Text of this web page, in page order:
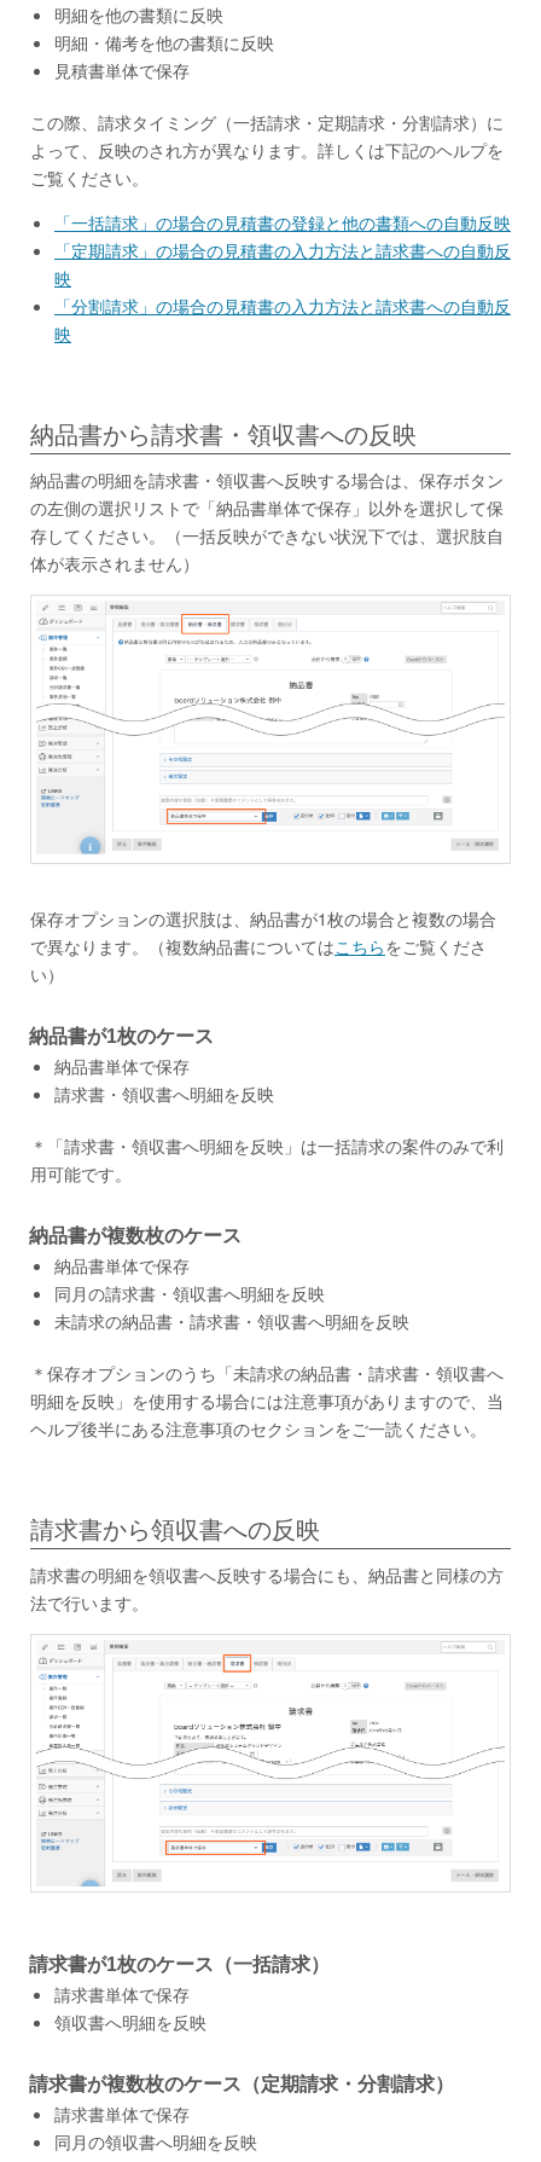
明細を他の書類に反映
明細・備考を他の書類に反映
見積書単体で保存
この際、請求タイミング（一括請求・定期請求・分割請求）に
よって、反映のされ方が異なります。詳しくは下記のヘルプを
ご覧ください。
「一括請求」の場合の見積書の登録と他の書類への自動反映
「定期請求」の場合の見積書の入力方法と請求書への自動反
映
「分割請求」の場合の見積書の入力方法と請求書への自動反
映
納品書から請求書・領収書への反映
納品書の明細を請求書・領収書へ反映する場合は、保存ボタン
の左側の選択リストで「納品書単体で保存」以外を選択して保
存してください。（一括反映ができない状況下では、選択肢自
体が表示されません）
保存オプションの選択肢は、納品書が1枚の場合と複数の場合
で異なります。（複数納品書についてはこちらをご覧くださ
い）
納品書が1枚のケース
納品書単体で保存
請求書・領収書へ明細を反映
＊「請求書・領収書へ明細を反映」は一括請求の案件のみで利
用可能です。
納品書が複数枚のケース
納品書単体で保存
同月の請求書・領収書へ明細を反映
未請求の納品書・請求書・領収書へ明細を反映
＊保存オプションのうち「未請求の納品書・請求書・領収書へ
明細を反映」を使用する場合には注意事項がありますので、当
ヘルプ後半にある注意事項のセクションをご一読ください。
請求書から領収書への反映
請求書の明細を領収書へ反映する場合にも、納品書と同様の方
法で行います。
請求書が1枚のケース（一括請求）
請求書単体で保存
領収書へ明細を反映
請求書が複数枚のケース（定期請求・分割請求）
請求書単体で保存
同月の領収書へ明細を反映